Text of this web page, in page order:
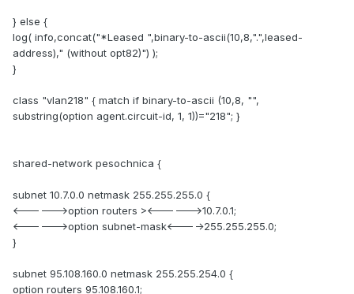
} else {
log( info,concat("*Leased ",binary-to-ascii(10,8,".",leased-
address)," (without opt82)") );
}
class "vlan218" { match if binary-to-ascii (10,8, "",
substring(option agent.circuit-id, 1, 1))="218"; }
shared-network pesochnica {
subnet 10.7.0.0 netmask 255.255.255.0 {
<------>option routers ><------>10.7.0.1;
<------>option subnet-mask<---->255.255.255.0;
}
subnet 95.108.160.0 netmask 255.255.254.0 {
option routers 95.108.160.1;